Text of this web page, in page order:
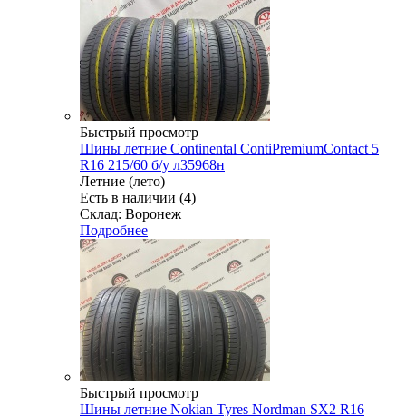
Быстрый просмотр
Шины летние Continental ContiPremiumContact 5
R16 215/60 б/у л35968н
Летние (лето)
Есть в наличии (4)
Склад: Воронеж
Подробнее
Быстрый просмотр
Шины летние Nokian Tyres Nordman SX2 R16